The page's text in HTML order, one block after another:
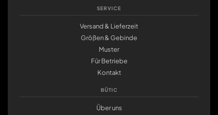
SERVICE
Versand & Lieferzeit
Größen & Gebinde
Muster
Für Betriebe
Kontakt
BÜTIC
Über uns